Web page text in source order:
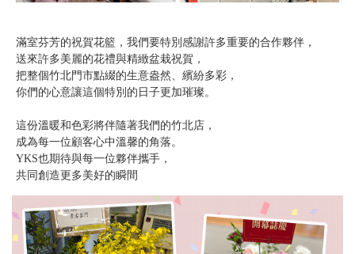
滿室芬芳的祝賀花籃，我們要特別感謝許多重要的合作夥伴，
送來許多美麗的花禮與精緻盆栽祝賀，
把整個竹北門市點綴的生意盎然、繽紛多彩，
你們的心意讓這個特別的日子更加璀璨。
這份溫暖和色彩將伴隨著我們的竹北店，
成為每一位顧客心中溫馨的角落。
YKS也期待與每一位夥伴攜手，
共同創造更多美好的瞬間